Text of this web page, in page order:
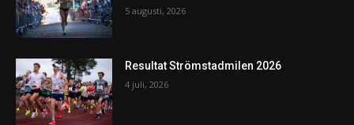
5 augusti, 2026
Resultat Strömstadmilen 2026
4 juli, 2026